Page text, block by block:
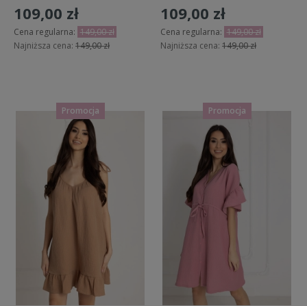
109,00 zł
Cena regularna: 149,00 zł
Najniższa cena: 149,00 zł
109,00 zł
Cena regularna: 149,00 zł
Najniższa cena: 149,00 zł
Promocja Promocja